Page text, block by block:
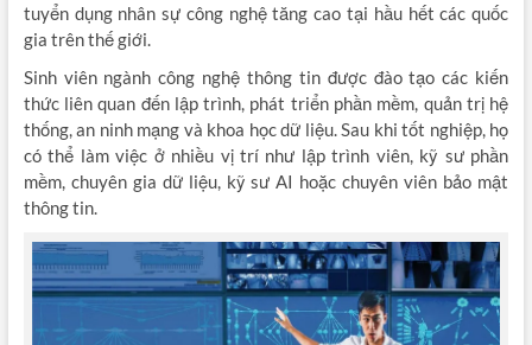
tuyển dụng nhân sự công nghệ tăng cao tại hầu hết các quốc
gia trên thế giới.
Sinh viên ngành công nghệ thông tin được đào tạo các kiến
thức liên quan đến lập trình, phát triển phần mềm, quản trị hệ
thống, an ninh mạng và khoa học dữ liệu. Sau khi tốt nghiệp, họ
có thể làm việc ở nhiều vị trí như lập trình viên, kỹ sư phần
mềm, chuyên gia dữ liệu, kỹ sư AI hoặc chuyên viên bảo mật
thông tin.